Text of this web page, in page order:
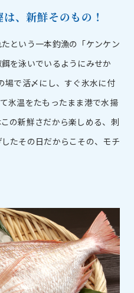
、新鮮そのもの！
という一本釣漁の「ケンケン
を泳いでいるようにみせか
場で活〆にし、すぐ氷水に付
氷温をたもったまま港で水揚
の新鮮さだから楽しめる、刺
たその日だからこその、モチ